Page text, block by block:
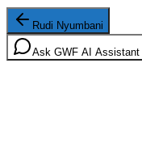
Rudi Nyumbani
Ask GWF AI Assistant